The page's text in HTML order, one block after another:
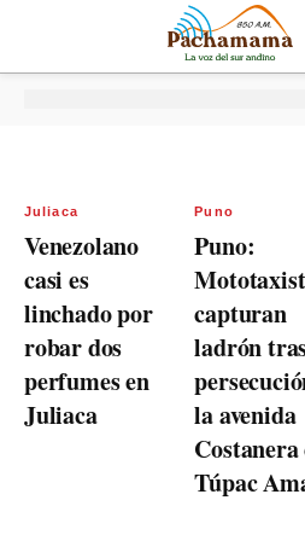
Juliaca
Venezolano
casi es
linchado por
robar dos
perfumes en
Juliaca
Puno
Puno:
capturan
ladrón
la avenida
Costanera
Túpac